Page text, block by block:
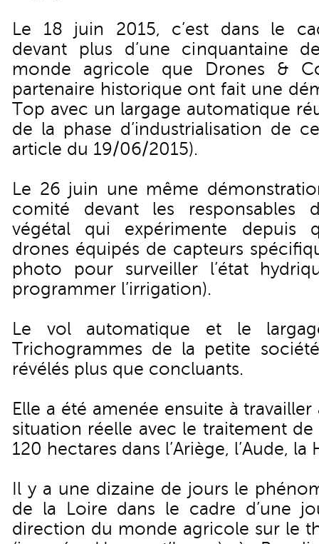
Le 18 juin 2015, c’est dans le
devant plus d’une cinquantaine
monde agricole que Drones &
partenaire historique ont fait une
Top avec un largage automatique
de la phase d’industrialisation de
article du 19/06/2015).
Le 26 juin une même
comité devant les responsables
végétal qui expérimente depuis
drones équipés de capteurs
photo pour surveiller l’état
programmer l’irrigation).
Le vol automatique et le
Trichogrammes de la petite
révélés plus que concluants.
Elle a été amenée ensuite à
situation réelle avec le traitement
120 hectares dans l’Ariège, l’Aude,
Il y a une dizaine de jours le
de la Loire dans le cadre d’une
direction du monde agricole sur le